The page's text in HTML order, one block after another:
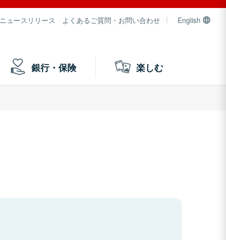
ニュースリリース よくあるご質問・お問い合わせ English
銀行・保険 楽しむ